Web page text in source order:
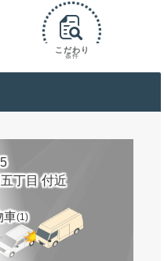
こだわり
条件
丁目 付近
車(1)